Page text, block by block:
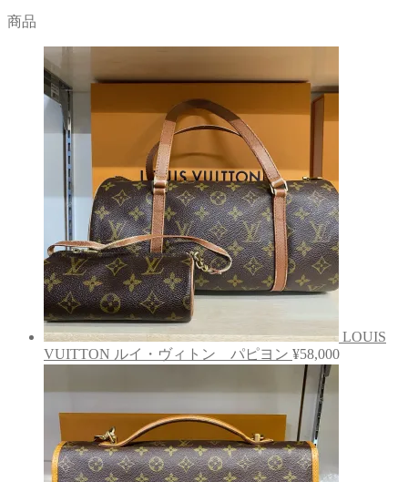
商品
LOUIS
VUITTON ルイ・ヴィトン パピヨン ¥58,000